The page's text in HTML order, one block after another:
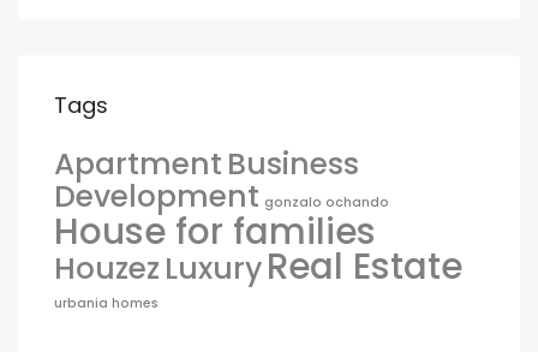
Tags
Apartment Business
Development gonzalo ochando
House for families
Houzez LuxuryReal Estate
urbania homes